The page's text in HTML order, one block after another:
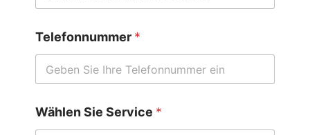
Telefonnummer *
i
e
Wählen Sie Service *